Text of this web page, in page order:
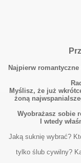
Najpierw
Myślisz, że już
żoną
Wyobrażasz sobie
I wtedy
Jaką suknię wybrać?
tylko ślub cywilny?